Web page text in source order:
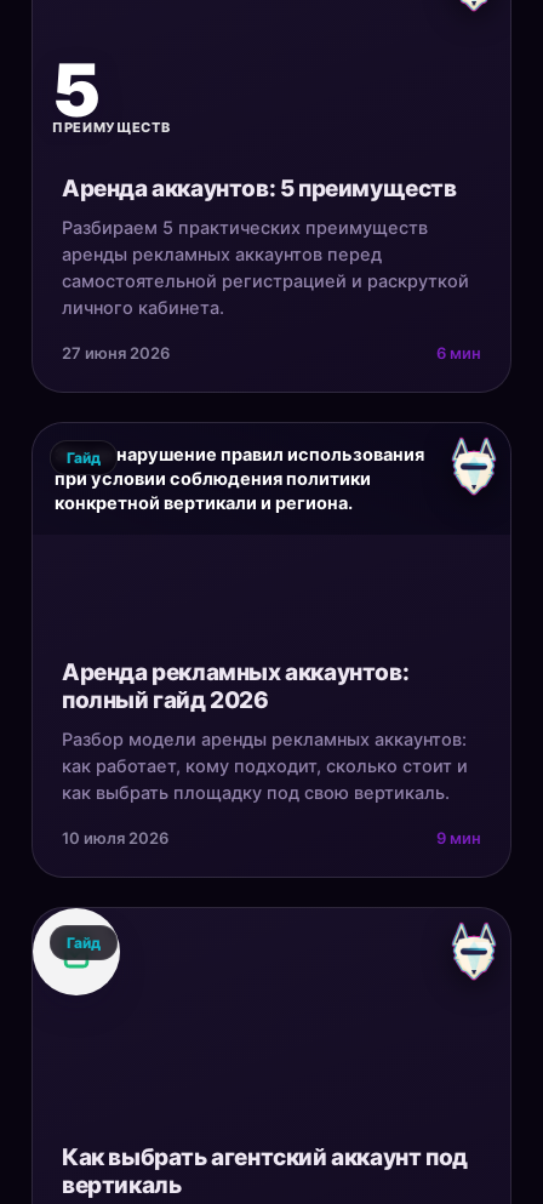
5
ПРЕИМУЩЕСТВ
Аренда аккаунтов: 5 преимуществ
Разбираем 5 практических преимуществ
аренды рекламных аккаунтов перед
самостоятельной регистрацией и раскруткой
личного кабинета.
27 июня 2026 6 мин
Это не нарушение правил использования
при условии соблюдения политики
конкретной вертикали и региона.
Гайд
Аренда рекламных аккаунтов:
полный гайд 2026
Разбор модели аренды рекламных аккаунтов:
как работает, кому подходит, сколько стоит и
как выбрать площадку под свою вертикаль.
10 июля 2026 9 мин
Гайд
Как выбрать агентский аккаунт под
вертикаль